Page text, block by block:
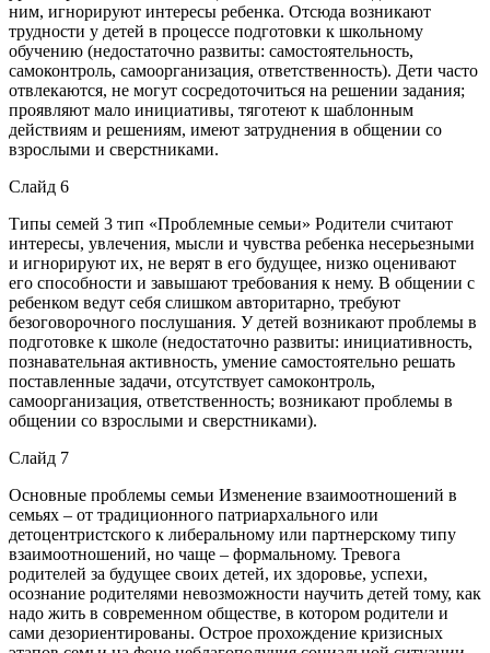
ним, игнорируют интересы ребенка. Отсюда возникают
трудности у детей в процессе подготовки к школьному
обучению (недостаточно развиты: самостоятельность,
самоконтроль, самоорганизация, ответственность). Дети часто
отвлекаются, не могут сосредоточиться на решении задания;
проявляют мало инициативы, тяготеют к шаблонным
действиям и решениям, имеют затруднения в общении со
взрослыми и сверстниками.
Слайд 6
Типы семей 3 тип «Проблемные семьи» Родители считают
интересы, увлечения, мысли и чувства ребенка несерьезными
и игнорируют их, не верят в его будущее, низко оценивают
его способности и завышают требования к нему. В общении с
ребенком ведут себя слишком авторитарно, требуют
безоговорочного послушания. У детей возникают проблемы в
подготовке к школе (недостаточно развиты: инициативность,
познавательная активность, умение самостоятельно решать
поставленные задачи, отсутствует самоконтроль,
самоорганизация, ответственность; возникают проблемы в
общении со взрослыми и сверстниками).
Слайд 7
Основные проблемы семьи Изменение взаимоотношений в
семьях – от традиционного патриархального или
детоцентристского к либеральному или партнерскому типу
взаимоотношений, но чаще – формальному. Тревога
родителей за будущее своих детей, их здоровье, успехи,
осознание родителями невозможности научить детей тому, как
надо жить в современном обществе, в котором родители и
сами дезориентированы. Острое прохождение кризисных